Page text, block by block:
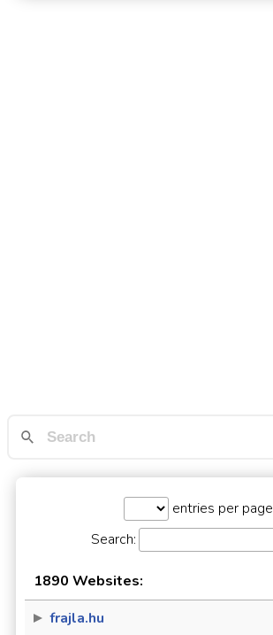
entries per page
Search:
1890 Websites:
frajla.hu